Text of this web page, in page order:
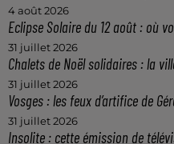
4 août 2026
Eclipse Solaire du 12 août : où
31 juillet 2026
Chalets de Noël solidaires : la
31 juillet 2026
Vosges : les feux d’artifice de
31 juillet 2026
Insolite : cette émission de